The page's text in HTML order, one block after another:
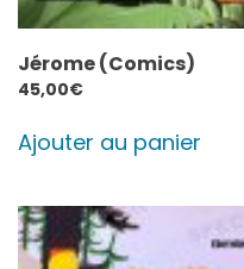
Jérome (Comics)
45,00€
Ajouter au panier